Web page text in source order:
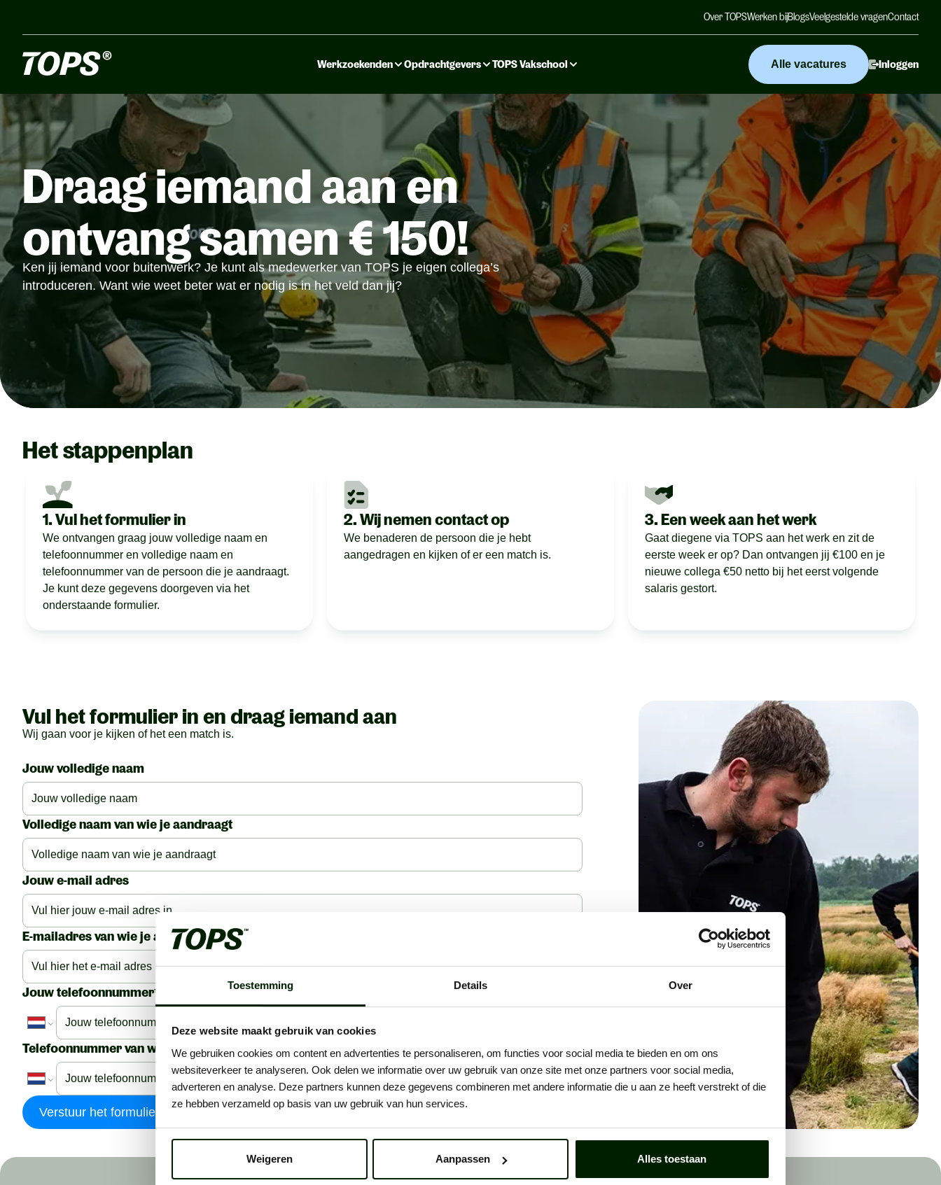
Toestemming Details Over
Deze website maakt gebruik van cookies
We gebruiken cookies om content en advertenties te personaliseren, om functies voor social media te bieden en om ons
websiteverkeer te analyseren. Ook delen we informatie over uw gebruik van onze site met onze partners voor social media,
adverteren en analyse. Deze partners kunnen deze gegevens combineren met andere informatie die u aan ze heeft verstrekt of die
ze hebben verzameld op basis van uw gebruik van hun services.
Weigeren Aanpassen Alles toestaan
Over TOPSWerken bijBlogsVeelgestelde vragenContact
Werkzoekenden Opdrachtgevers TOPS Vakschool Alle vacatures Inloggen
Draag iemand aan en
ontvang samen € 150!
Ken jij iemand voor buitenwerk? Je kunt als medewerker van TOPS je eigen collega’s
introduceren. Want wie weet beter wat er nodig is in het veld dan jij?
Het stappenplan
1. Vul het formulier in
We ontvangen graag jouw volledige naam en
telefoonnummer en volledige naam en
telefoonnummer van de persoon die je aandraagt.
Je kunt deze gegevens doorgeven via het
onderstaande formulier.
2. Wij nemen contact op
We benaderen de persoon die je hebt
aangedragen en kijken of er een match is.
3. Een week aan het werk
Gaat diegene via TOPS aan het werk en zit de
eerste week er op? Dan ontvangen jij €100 en je
nieuwe collega €50 netto bij het eerst volgende
salaris gestort.
Vul het formulier in en draag iemand aan
Wij gaan voor je kijken of het een match is.
Jouw volledige naam
Volledige naam van wie je aandraagt
Jouw e-mail adres
E-mailadres van wie je aandraagt
Jouw telefoonnummer*
Telefoonnummer van wie je aadraagt
Verstuur het formulier